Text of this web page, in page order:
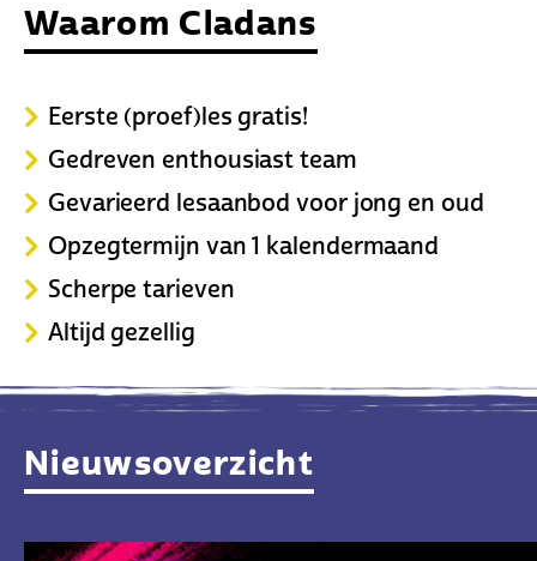
Waarom Cladans
Eerste (proef)les gratis!
Gedreven enthousiast team
Gevarieerd lesaanbod voor jong en oud
Opzegtermijn van 1 kalendermaand
Scherpe tarieven
Altijd gezellig
Nieuwsoverzicht